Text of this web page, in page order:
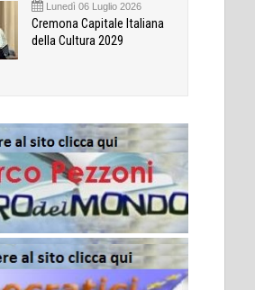
Lunedì 06 Luglio 2026
Cremona Capitale Italiana
della Cultura 2029